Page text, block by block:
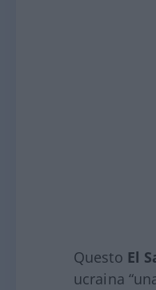
Questo El
ucraina